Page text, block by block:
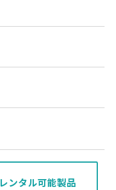
レンタル可能製品